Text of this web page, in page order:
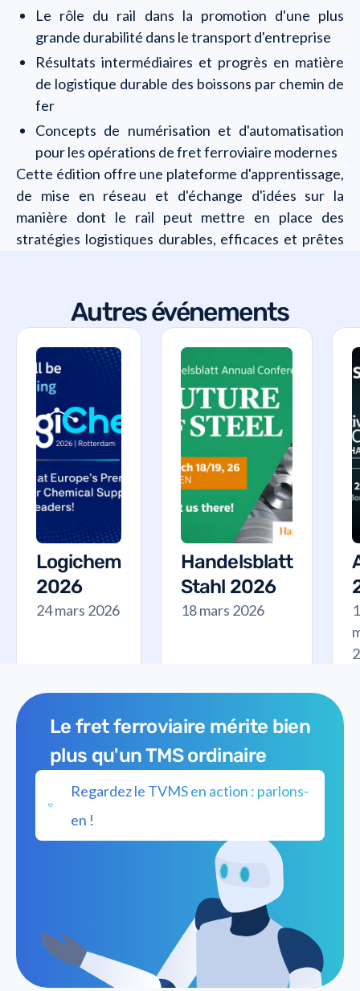
Le rôle du rail dans la promotion d'une plus
grande durabilité dans le transport d'entreprise
Résultats intermédiaires et progrès en matière
de logistique durable des boissons par chemin de
fer
Concepts de numérisation et d'automatisation
pour les opérations de fret ferroviaire modernes
Cette édition offre une plateforme d'apprentissage,
de mise en réseau et d'échange d'idées sur la
manière dont le rail peut mettre en place des
stratégies logistiques durables, efficaces et prêtes
Autres événements
Logichem
2026
24 mars 2026
Handelsblatt
Stahl 2026
18 mars 2026
Le fret ferroviaire mérite bien
plus qu'un TMS ordinaire
Regardez le TVMS en action : parlons-
en !